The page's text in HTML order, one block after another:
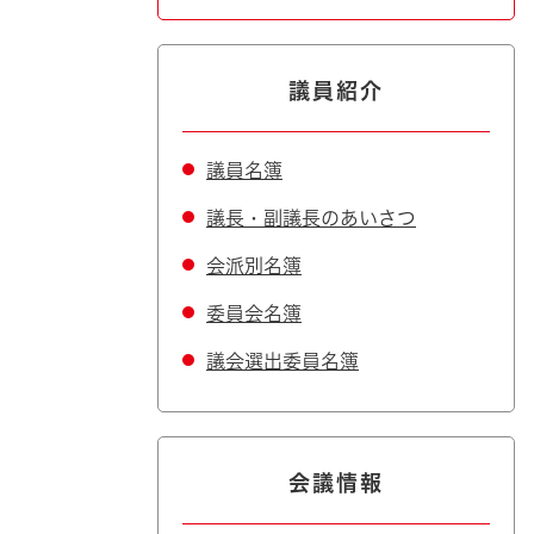
議員紹介
議員名簿
議長・副議長のあいさつ
会派別名簿
委員会名簿
議会選出委員名簿
会議情報